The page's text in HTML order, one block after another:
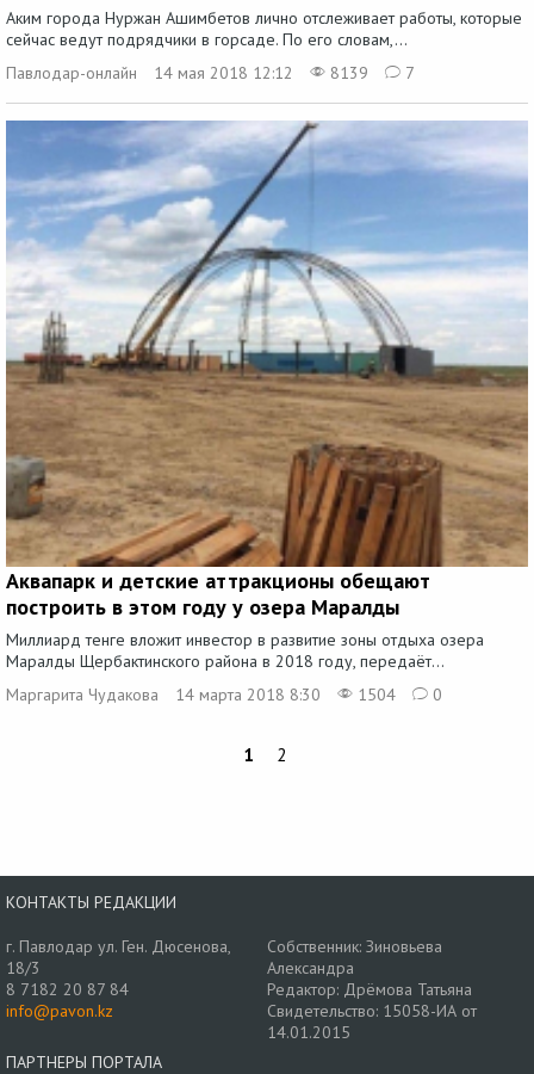
Аким города Нуржан Ашимбетов лично отслеживает работы, которые
сейчас ведут подрядчики в горсаде. По его словам,...
Павлодар-онлайн
14 мая 2018 12:12 8139 7
Аквапарк и детские аттракционы обещают
построить в этом году у озера Маралды
Миллиард тенге вложит инвестор в развитие зоны отдыха озера
Маралды Щербактинского района в 2018 году, передаёт...
Маргарита Чудакова
14 марта 2018 8:30 1504 0
1 2
КОНТАКТЫ РЕДАКЦИИ
г. Павлодар ул. Ген. Дюсенова,
18/3
8 7182 20 87 84
info@pavon.kz
Собственник: Зиновьева
Александра
Редактор: Дрёмова Татьяна
Свидетельство: 15058-ИА от
14.01.2015
ПАРТНЕРЫ ПОРТАЛА